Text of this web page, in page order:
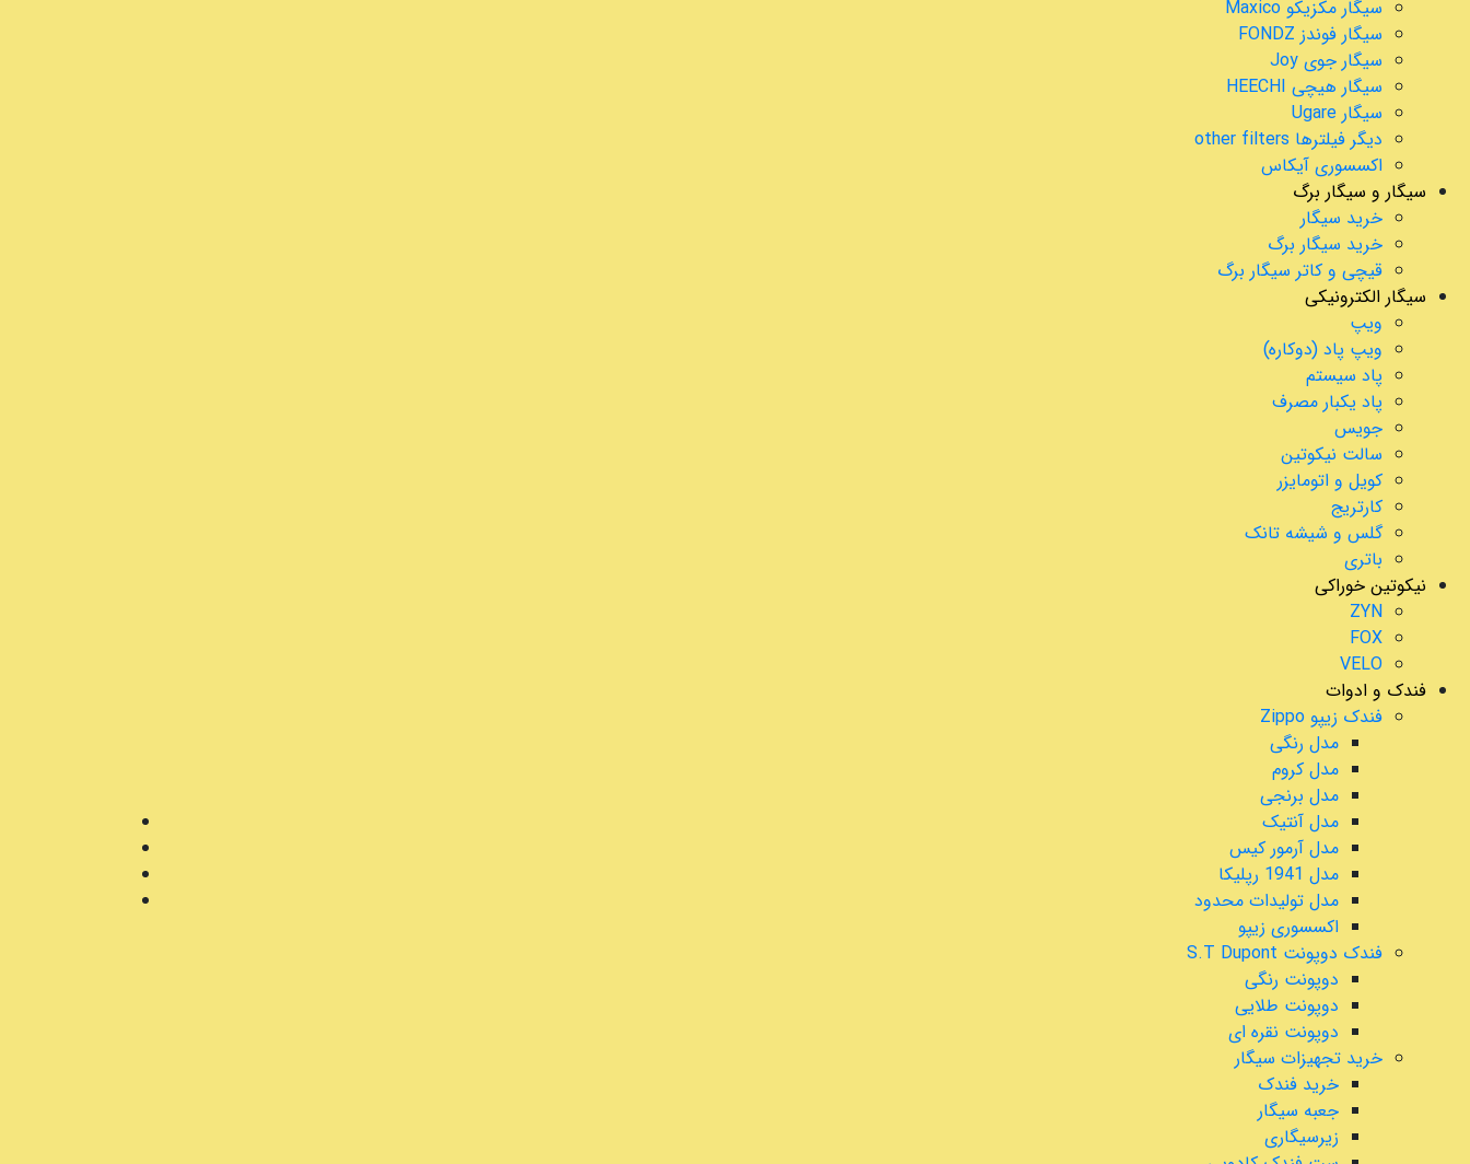
سیگار مکزیکو Maxico
سیگار فوندز FONDZ
سیگار جوی Joy
سیگار هیچی HEECHI
سیگار Ugare
دیگر فیلترها other filters
اکسسوری آیکاس
سیگار و سیگار برگ
خرید سیگار
خرید سیگار برگ
قیچی و کاتر سیگار برگ
سیگار الکترونیکی
ویپ
ویپ پاد (دوکاره)
پاد سیستم
پاد یکبار مصرف
جویس
سالت نیکوتین
کویل و اتومایزر
کارتریج
گلس و شیشه تانک
باتری
نیکوتین خوراکی
ZYN
FOX
VELO
فندک و ادوات
فندک زیپو Zippo
مدل رنگی
مدل کروم
مدل برنجی
مدل آنتیک
مدل آرمور کیس
مدل 1941 رپلیکا
مدل تولیدات محدود
اکسسوری زیپو
فندک دوپونت S.T Dupont
دوپونت رنگی
دوپونت طلایی
دوپونت نقره ای
خرید تجهیزات سیگار
خرید فندک
جعبه سیگار
زیرسیگاری